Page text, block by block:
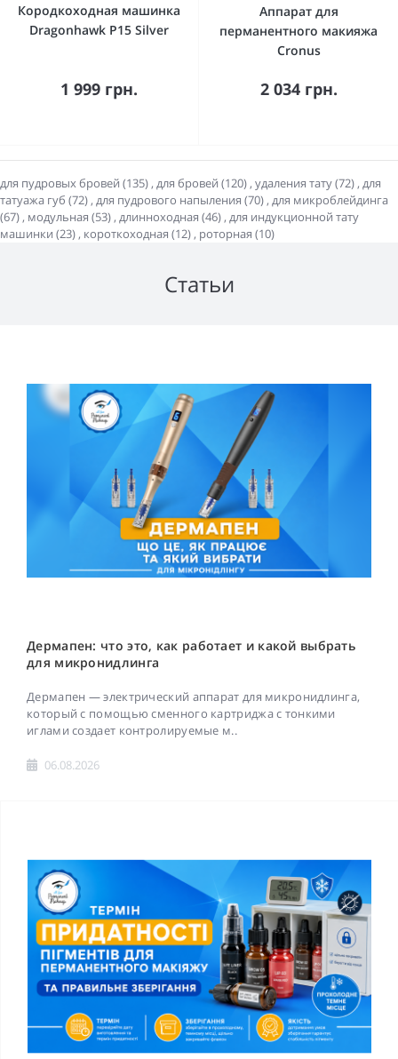
Кородкоходная машинка
Dragonhawk P15 Silver
1 999 грн.
Аппарат для
перманентного макияжа
Cronus
2 034 грн.
для пудровых бровей (135) , для бровей (120) , удаления тату (72) , для
татуажа губ (72) , для пудрового напыления (70) , для микроблейдинга
(67) , модульная (53) , длинноходная (46) , для индукционной тату
машинки (23) , короткоходная (12) , роторная (10)
Статьи
Дермапен: что это, как работает и какой выбрать
для микронидлинга
Дермапен — электрический аппарат для микронидлинга,
который с помощью сменного картриджа с тонкими
иглами создает контролируемые м..
06.08.2026